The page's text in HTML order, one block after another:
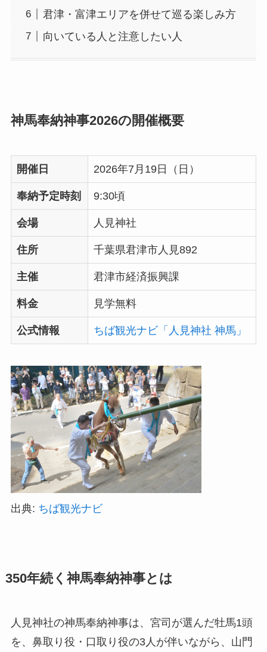
君津・富津エリアを併せて巡る楽しみ方
向いている人と注意したい人
神馬奉納神事2026の開催概要
開催日 2026年7月19日（日）
奉納予定時刻 9:30頃
会場 人見神社
住所 千葉県君津市人見892
主催 君津市経済振興課
料金 見学無料
公式情報 ちば観光ナビ「人見神社 神馬」
出典: ちば観光ナビ
350年続く神馬奉納神事とは
人見神社の神馬奉納神事は、宮司が選んだ牡馬1頭
を、鼻取り役・口取り役の3人が伴いながら、山門